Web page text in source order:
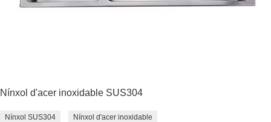
Nínxol d'acer inoxidable SUS304
Nínxol SUS304 Nínxol d'acer inoxidable